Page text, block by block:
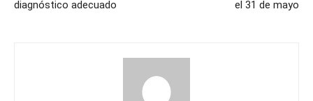
diagnóstico adecuado
el 31 de mayo